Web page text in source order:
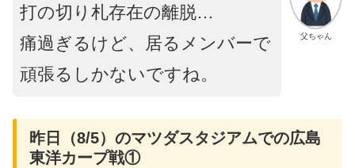
父ちゃん
打の切り札存在の離脱…
痛過ぎるけど、居るメンバーで
頑張るしかないですね。
昨日（8/5）のマツダスタジアムでの広島
東洋カープ戦①